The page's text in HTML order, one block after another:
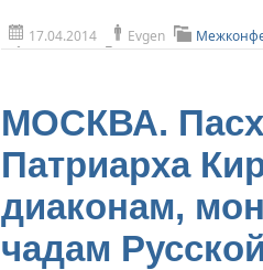
17.04.2014 Evgen
МОСКВА.
Патриарха
диаконам,
чадам